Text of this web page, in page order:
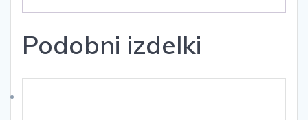
Podobni izdelki